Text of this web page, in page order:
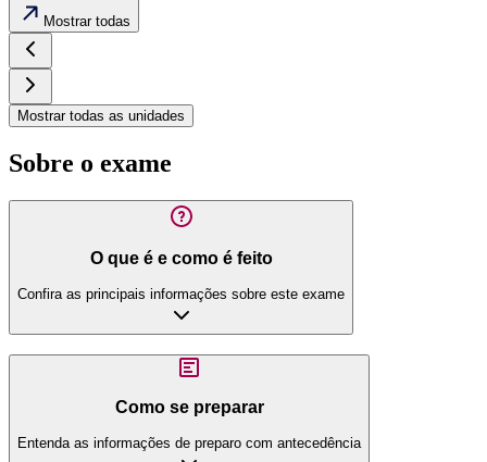
Mostrar todas
Mostrar todas as unidades
Sobre o exame
O que é e como é feito
Confira as principais informações sobre este exame
Como se preparar
Entenda as informações de preparo com antecedência